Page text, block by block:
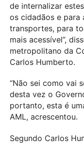
de internalizar
os cidadãos e para
transportes, para
mais acessível”,
metropolitano da
Carlos Humberto.
“Não sei como vai
desta vez o
portanto, esta é
AML, acrescentou.
Segundo Carlos